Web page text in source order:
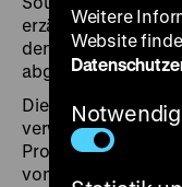
erzählen und die
denen sich
abgefärbt haben.
Die Hauptfigur, ein
verweigert sich
Projektionsfläche
von Männern und
Weitere
Website
Notwendig